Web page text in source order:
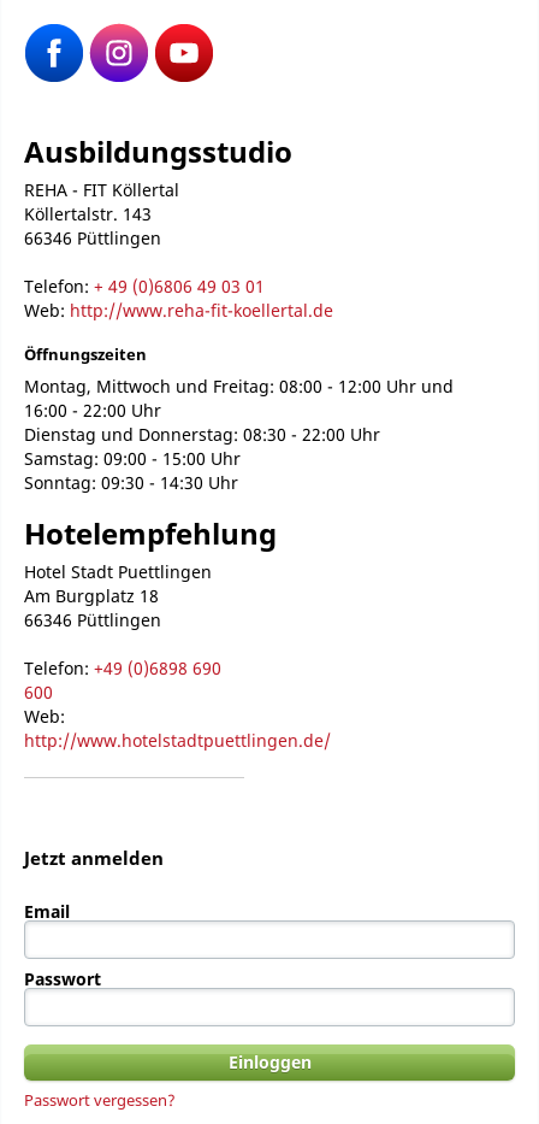
Ausbildungsstudio
REHA - FIT Köllertal
Köllertalstr. 143
66346 Püttlingen
Telefon: + 49 (0)6806 49 03 01
Web: http://www.reha-fit-koellertal.de
Öffnungszeiten
Montag, Mittwoch und Freitag: 08:00 - 12:00 Uhr und
16:00 - 22:00 Uhr
Dienstag und Donnerstag: 08:30 - 22:00 Uhr
Samstag: 09:00 - 15:00 Uhr
Sonntag: 09:30 - 14:30 Uhr
Hotelempfehlung
Hotel Stadt Puettlingen
Am Burgplatz 18
66346 Püttlingen
Telefon: +49 (0)6898 690
600
Web:
http://www.hotelstadtpuettlingen.de/
Jetzt anmelden
Email
Passwort
Passwort vergessen?